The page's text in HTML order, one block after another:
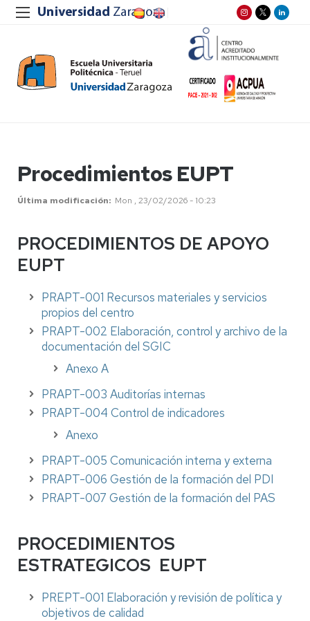
Procedimientos EUPT
Última modificación Mon , 23/02/2026 - 10:23
PROCEDIMIENTOS DE APOYO
EUPT
PRAPT-001 Recursos materiales y servicios
propios del centro
PRAPT-002 Elaboración, control y archivo de la
documentación del SGIC
Anexo A
PRAPT-003 Auditorías internas
PRAPT-004 Control de indicadores
Anexo
PRAPT-005 Comunicación interna y externa
PRAPT-006 Gestión de la formación del PDI
PRAPT-007 Gestión de la formación del PAS
PROCEDIMIENTOS
ESTRATEGICOS EUPT
PREPT-001 Elaboración y revisión de política y
objetivos de calidad